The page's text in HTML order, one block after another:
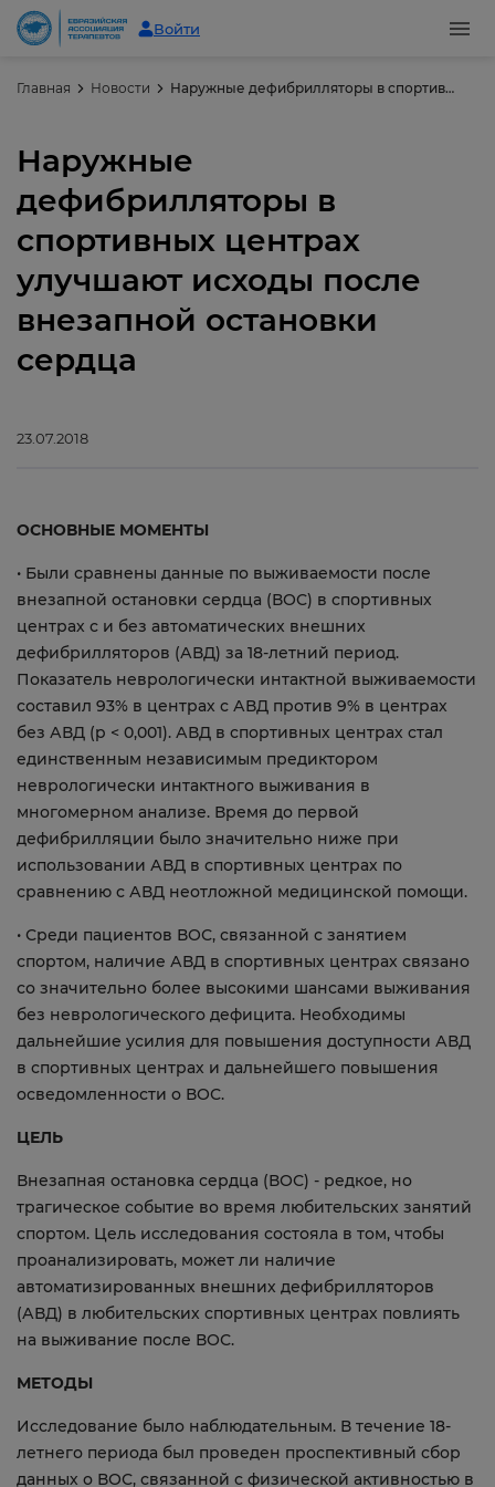
Войти
Главная Новости Наружные дефибрилляторы в спортивных центрах улучшают исходы после внезапной остановки сердца
Наружные
дефибрилляторы в
спортивных центрах
улучшают исходы после
внезапной остановки
сердца
23.07.2018
ОСНОВНЫЕ МОМЕНТЫ
• Были сравнены данные по выживаемости после
внезапной остановки сердца (ВОС) в спортивных
центрах с и без автоматических внешних
дефибрилляторов (АВД) за 18-летний период.
Показатель неврологически интактной выживаемости
составил 93% в центрах с АВД против 9% в центрах
без АВД (p < 0,001). АВД в спортивных центрах стал
единственным независимым предиктором
неврологически интактного выживания в
многомерном анализе. Время до первой
дефибрилляции было значительно ниже при
использовании АВД в спортивных центрах по
сравнению с АВД неотложной медицинской помощи.
• Среди пациентов ВОС, связанной с занятием
спортом, наличие АВД в спортивных центрах связано
со значительно более высокими шансами выживания
без неврологического дефицита. Необходимы
дальнейшие усилия для повышения доступности АВД
в спортивных центрах и дальнейшего повышения
осведомленности о ВОС.
ЦЕЛЬ
Внезапная остановка сердца (ВОС) - редкое, но
трагическое событие во время любительских занятий
спортом. Цель исследования состояла в том, чтобы
проанализировать, может ли наличие
автоматизированных внешних дефибрилляторов
(АВД) в любительских спортивных центрах повлиять
на выживание после ВОС.
МЕТОДЫ
Исследование было наблюдательным. В течение 18-
летнего периода был проведен проспективный сбор
данных о ВОС, связанной с физической активностью в